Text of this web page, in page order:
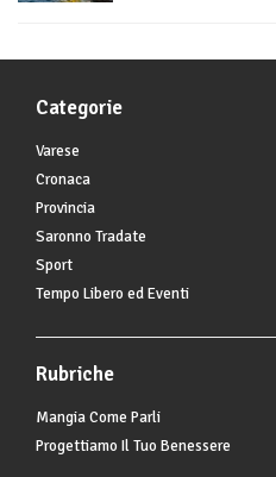
Categorie
Varese
Cronaca
Provincia
Saronno Tradate
Sport
Tempo Libero ed Eventi
Rubriche
Mangia Come Parli
Progettiamo Il Tuo Benessere